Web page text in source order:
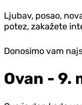
Ljubav, posao,
potez, zakažete
Donosimo vam
Ovan - 9.